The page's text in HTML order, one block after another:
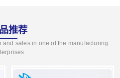
推荐
sales in one of the manufacturing